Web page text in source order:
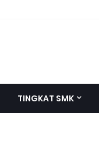
TINGKAT SMK